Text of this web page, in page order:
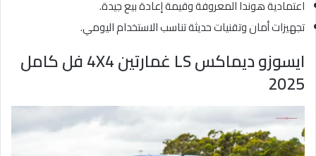
اعتمادية هوندا المعروفة وقيمة إعادة بيع جيدة.
تجهيزات أمان وتقنيات حديثة تناسب الاستخدام اليومي.
ايسوزو ديماكس LS غمارتين 4X4 فل كامل
2025